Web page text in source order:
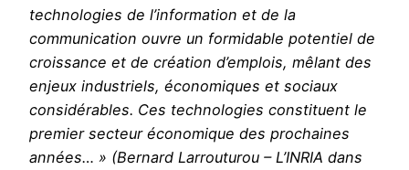
technologies de l’information et de la
communication ouvre un formidable potentiel de
croissance et de création d’emplois, mêlant des
enjeux industriels, économiques et sociaux
considérables. Ces technologies constituent le
premier secteur économique des prochaines
années… » (Bernard Larrouturou – L’INRIA dans